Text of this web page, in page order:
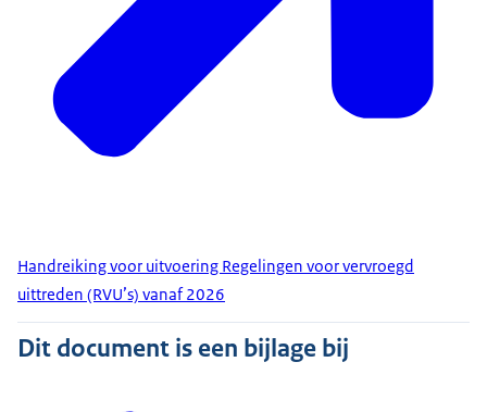
Handreiking voor uitvoering Regelingen voor vervroegd
uittreden (RVU’s) vanaf 2026
Dit document is een bijlage bij